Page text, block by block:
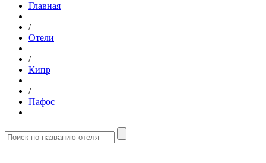
Главная
/
Отели
/
Кипр
/
Пафос